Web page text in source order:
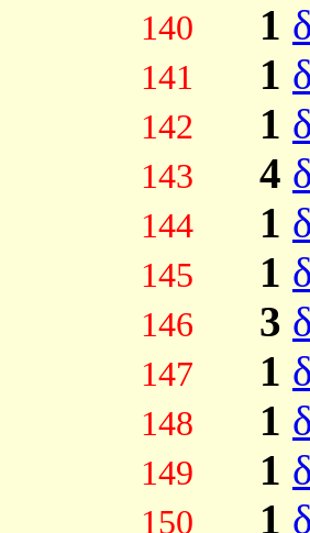
140 1
141 1
142 1
143 4
144 1
145 1
146 3
147 1
148 1
149 1
150 1